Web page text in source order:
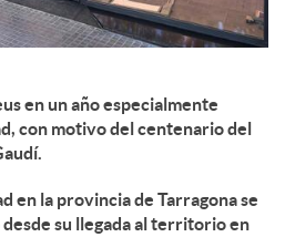
en un año especialmente
con motivo del centenario del
en la provincia de Tarragona se
su llegada al territorio en